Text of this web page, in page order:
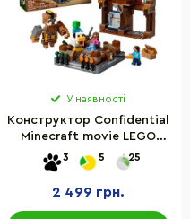
У наявності
Конструктор Confidential
Minecraft movie LEGO
21272, 491 деталь
3 5 25
2 499 грн.